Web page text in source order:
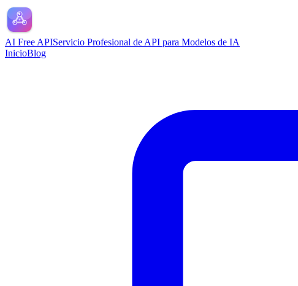
AI Free APIServicio Profesional de API para Modelos de IA
InicioBlog